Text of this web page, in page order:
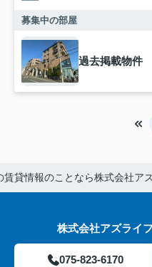
募集中の部屋
過去掲載物件
賃貸情報のことなら株式会社ア
株式会社アズライ
075-823-6170